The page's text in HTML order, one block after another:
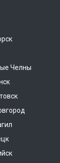
Челны